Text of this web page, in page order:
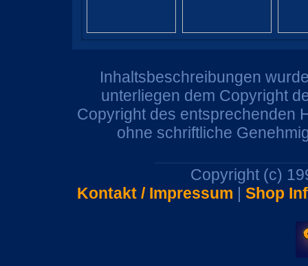
Inhaltsbeschreibungen
unterliegen dem Copyright
Copyright des entsprechenden
ohne schriftliche
Copyright (c)
Kontakt / Impressum | Shop